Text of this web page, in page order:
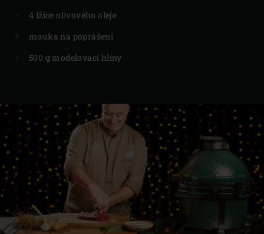
4 lžíce olivového oleje
mouka na poprášení
500 g modelovací hlíny